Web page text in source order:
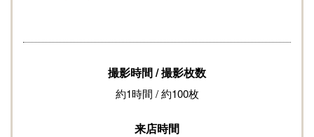
撮影時間 / 撮影枚数
約1時間 / 約100枚
来店時間